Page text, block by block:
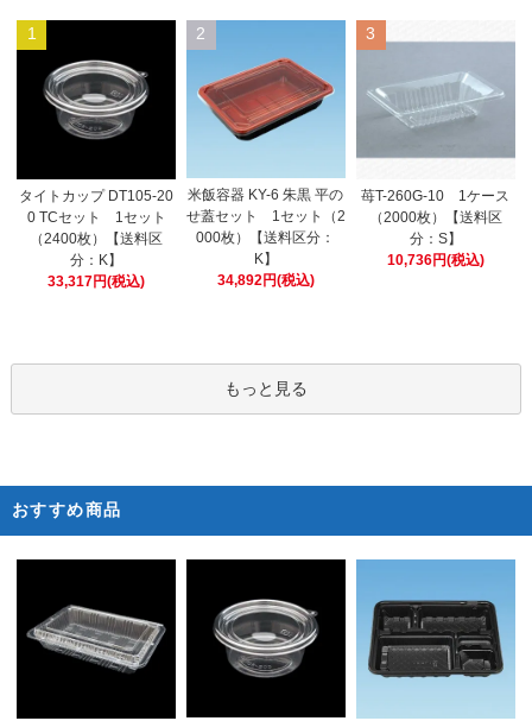
1
タイトカップ DT105-20
0 TCセット 1セット
（2400枚）【送料区
分：K】
33,317円(税込)
2
米飯容器 KY-6 朱黒 平の
せ蓋セット 1セット（2
000枚）【送料区分：
K】
34,892円(税込)
3
苺T-260G-10 1ケース
（2000枚）【送料区
分：S】
10,736円(税込)
もっと見る
おすすめ商品